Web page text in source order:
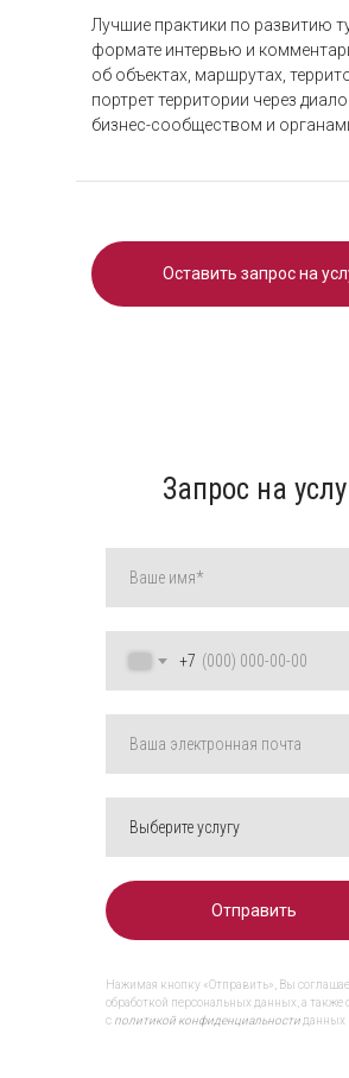
Лучшие практики по развитию
формате интервью и
об объектах, маршрутах,
портрет территории через
бизнес-сообществом и
Оставить запрос на
+7
Отправить
Нажимая кнопку «Отправить», Вы
обработкой персональных данных, а также
с политикой конфиденциальности данных
Запрос на